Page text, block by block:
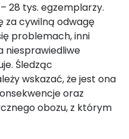
28 tys. egzemplarzy.
za cywilną odwagę
problemach, inni
niesprawiedliwe
Śledząc
wskazać, że jest ona
oraz
obozu, z którym